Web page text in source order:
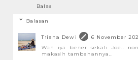
Balas
Balasan
Triana Dewi
6 November
Wah iya bener sekali Joe..
makasih tambahannya..